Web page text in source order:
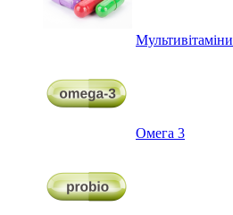
Мультивітаміни
Омега 3